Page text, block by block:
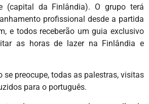
(capital da Finlândia). O grupo terá
profissional desde a partida
e todos receberão um guia exclusivo
as horas de lazer na Finlândia e
se preocupe, todas as palestras, visitas
para o português.